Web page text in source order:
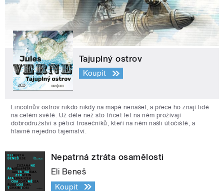
Tajuplný ostrov
Koupit
Lincolnův ostrov nikdo nikdy na mapě nenašel, a přece ho znají lidé
na celém světě. Už déle než sto třicet let na něm prožívají
dobrodružství s pěticí trosečníků, kteří na něm našli útočiště, a
hlavně nejedno tajemství.
Nepatrná ztráta osamělosti
Eli Beneš
Koupit